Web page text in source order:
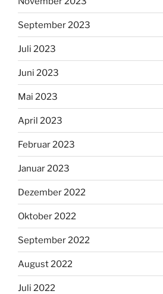
September 2023
Juli 2023
Juni 2023
Mai 2023
April 2023
Februar 2023
Januar 2023
Dezember 2022
Oktober 2022
September 2022
August 2022
Juli 2022